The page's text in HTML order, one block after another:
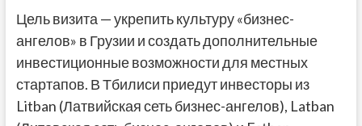
Цель визита — укрепить культуру «бизнес-
ангелов» в Грузии и создать дополнительные
инвестиционные возможности для местных
стартапов. В Тбилиси приедут инвесторы из
Litban (Латвийская сеть бизнес-ангелов), Latban